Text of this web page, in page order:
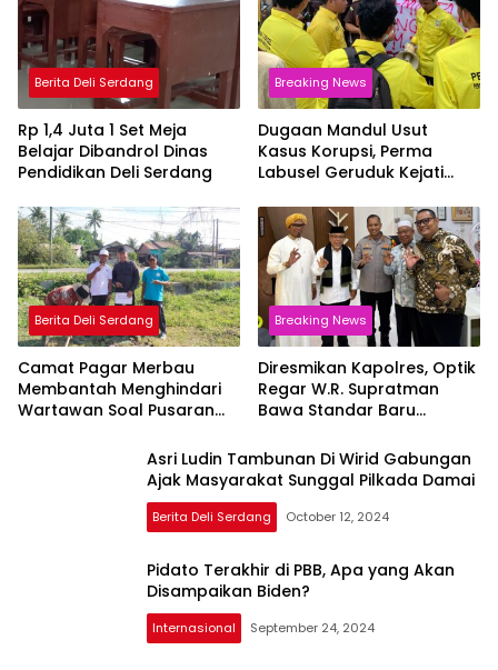
Berita Deli Serdang
Rp 1,4 Juta 1 Set Meja
Belajar Dibandrol Dinas
Pendidikan Deli Serdang
Breaking News
Dugaan Mandul Usut
Kasus Korupsi, Perma
Labusel Geruduk Kejati
Kasi Pidsus Dicopot!
Berita Deli Serdang
Camat Pagar Merbau
Membantah Menghindari
Wartawan Soal Pusaran
Breaking News
Diresmikan Kapolres, Optik
Regar W.R. Supratman
Bawa Standar Baru
Asri Ludin Tambunan Di Wirid Gabungan
Ajak Masyarakat Sunggal Pilkada Damai
Berita Deli Serdang October 12, 2024
Pidato Terakhir di PBB, Apa yang Akan
Disampaikan Biden?
Internasional September 24, 2024